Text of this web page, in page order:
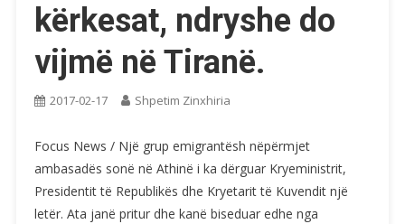
kërkesat, ndryshe do
vijmë në Tiranë.
2017-02-17 Shpetim Zinxhiria
Focus News / Një grup emigrantësh nëpërmjet
ambasadës sonë në Athinë i ka dërguar Kryeministrit,
Presidentit të Republikës dhe Kryetarit të Kuvendit një
letër. Ata janë pritur dhe kanë biseduar edhe nga